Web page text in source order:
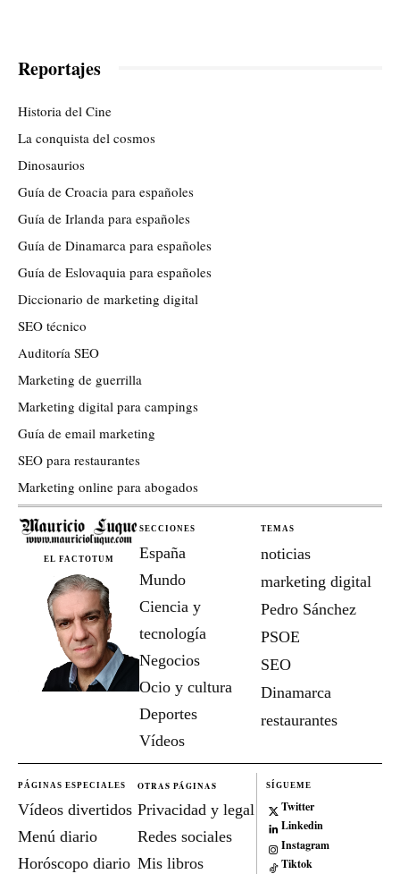
Reportajes
Historia del Cine
La conquista del cosmos
Dinosaurios
Guía de Croacia para españoles
Guía de Irlanda para españoles
Guía de Dinamarca para españoles
Guía de Eslovaquia para españoles
Diccionario de marketing digital
SEO técnico
Auditoría SEO
Marketing de guerrilla
Marketing digital para campings
Guía de email marketing
SEO para restaurantes
Marketing online para abogados
EL FACTOTUM
SECCIONES
España
Mundo
Ciencia y
tecnología
Negocios
Ocio y cultura
Deportes
Vídeos
TEMAS
noticias
marketing digital
Pedro Sánchez
PSOE
SEO
Dinamarca
restaurantes
PÁGINAS ESPECIALES
Vídeos divertidos
Menú diario
Horóscopo diario
OTRAS PÁGINAS
Privacidad y legal
Redes sociales
Mis libros
SÍGUEME
Twitter
Linkedin
Instagram
Tiktok